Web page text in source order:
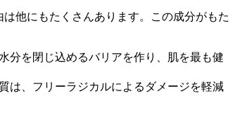
他にもたくさんあります。この成分がもた
分を閉じ込めるバリアを作り、肌を最も健
は、フリーラジカルによるダメージを軽減